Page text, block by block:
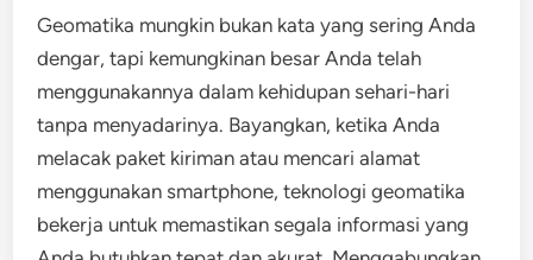
Geomatika mungkin bukan kata yang sering Anda
dengar, tapi kemungkinan besar Anda telah
menggunakannya dalam kehidupan sehari-hari
tanpa menyadarinya. Bayangkan, ketika Anda
melacak paket kiriman atau mencari alamat
menggunakan smartphone, teknologi geomatika
bekerja untuk memastikan segala informasi yang